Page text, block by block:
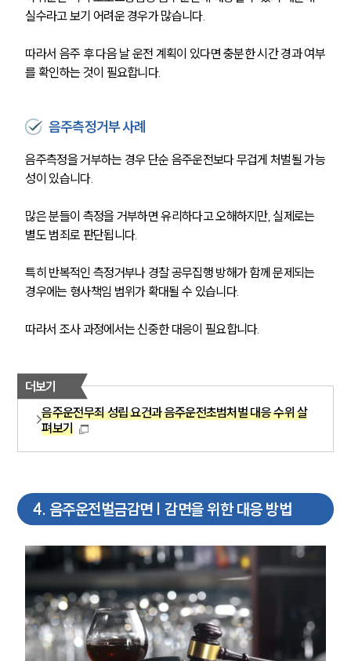
실수라고 보기 어려운 경우가 많습니다.
따라서 음주 후 다음 날 운전 계획이 있다면 충분한 시간 경과 여부
를 확인하는 것이 필요합니다.
음주측정거부 사례
음주측정을 거부하는 경우 단순 음주운전보다 무겁게 처벌될 가능
성이 있습니다.
많은 분들이 측정을 거부하면 유리하다고 오해하지만, 실제로는
별도 범죄로 판단됩니다.
특히 반복적인 측정거부나 경찰 공무집행 방해가 함께 문제되는
경우에는 형사책임 범위가 확대될 수 있습니다.
따라서 조사 과정에서는 신중한 대응이 필요합니다.
더보기
음주운전무죄 성립 요건과 음주운전초범처벌 대응 수위 살
펴보기
4. 음주운전벌금감면 | 감면을 위한 대응 방법